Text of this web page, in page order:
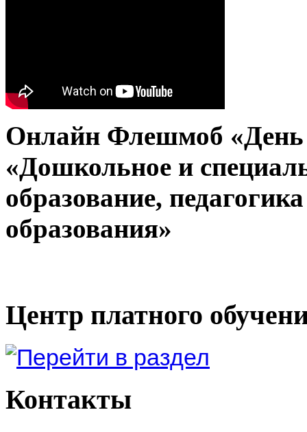
Онлайн Флешмоб «День
«Дошкольное и
образование,
образования»
Центр платного
Контакты